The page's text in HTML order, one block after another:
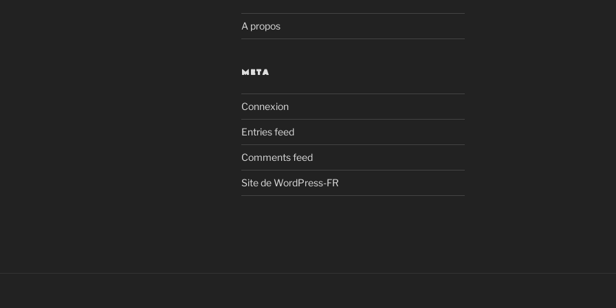
A propos
META
Connexion
Entries feed
Comments feed
Site de WordPress-FR